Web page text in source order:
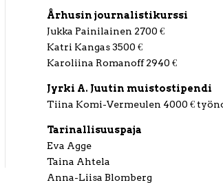
Århusin journalistikurssi
Jukka Painilainen 2700 €
Katri Kangas 3500 €
Karoliina Romanoff 2940 €
Jyrki A. Juutin muistostipendi
Tiina Komi-Vermeulen 4000 €
Tarinallisuuspaja
Eva Agge
Taina Ahtela
Anna-Liisa Blomberg